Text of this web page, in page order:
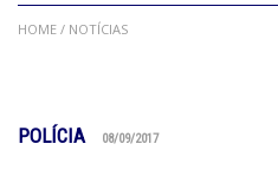
HOME / NOTÍCIAS
POLÍCIA 08/09/2017